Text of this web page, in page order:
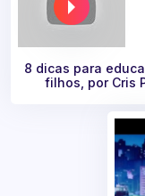
8 dicas para
filhos, por Cris